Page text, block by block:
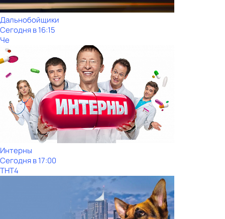
Дальнобойщики
Сегодня в 16:15
Че
Интерны
Сегодня в 17:00
ТНТ4